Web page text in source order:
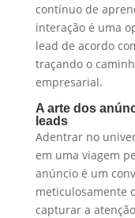
contínuo de
interação é uma
lead de acordo
traçando o
empresarial.
A arte dos
leads
Adentrar no
em uma viagem
anúncio é um
meticulosamente
capturar a